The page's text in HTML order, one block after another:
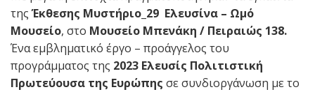
τηςΈκθεσης Μυστήριο_29 Ελευσίνα – Ωμό
Μουσείο, στο Μουσείο Μπενάκη / Πειραιώς 138.
Ένα εμβληματικό έργο – προάγγελος του
προγράμματος της 2023 Ελευσίς Πολιτιστική
Πρωτεύουσα της Ευρώπης σε συνδιοργάνωση με το